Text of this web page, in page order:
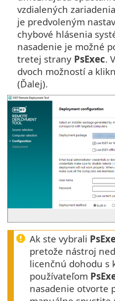
vzdialených
je predvoleným
chybové hlásenia
nasadenie je možné
tretej strany PsExec.
dvoch možností a
(Ďalej).
Ak ste vybrali
pretože nástroj
licenčnú dohodu s
používateľom
nasadenie otvorte